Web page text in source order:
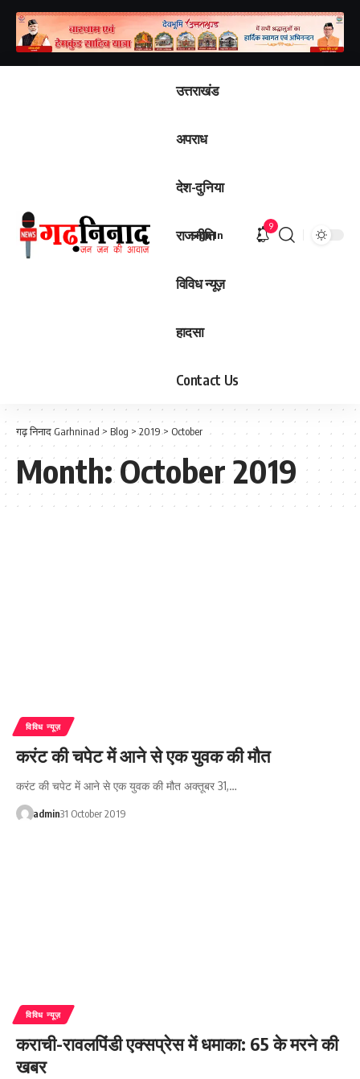
उत्तराखंड
अपराध
देश-दुनिया
राजनीति
विविध न्यूज़
हादसा
Contact Us
Sign In
9
गढ़ निनाद Garhninad> Blog >2019> October
Month:October 2019
विविध न्यूज़
करंट की चपेट में आने से एक युवक की मौत
करंट की चपेट में आने से एक युवक की मौत अक्तूबर 31,…
admin31 October 2019
विविध न्यूज़
कराची-रावलपिंडी एक्सप्रेस में धमाका: 65 के मरने की
खबर